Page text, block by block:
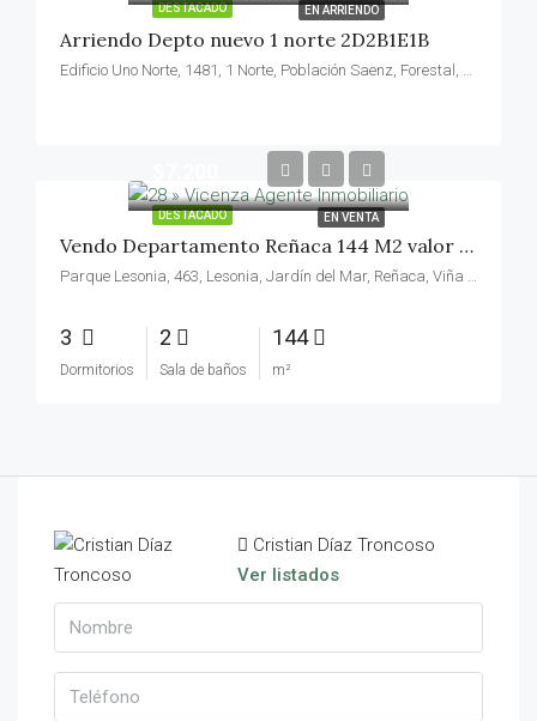
DESTACADO EN ARRIENDO
Arriendo Depto nuevo 1 norte 2D2B1E1B
DESTACADO EN VENTA
Vendo Departamento Reñaca 144 M2 valor 7200 UF
Parque Lesonia, 463, Lesonia, Jardín del Mar, Reñaca, Viña del Mar, Provincia de Valparaíso, Región de Valparaíso, 2540146, Chile
3
Dormitorios
2
Sala de baños
144
m²
Cristian Díaz Troncoso
Ver listados